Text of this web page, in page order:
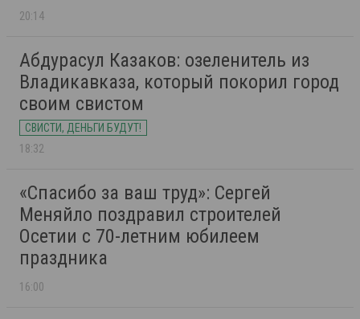
20:14
Абдурасул Казаков: озеленитель из
Владикавказа, который покорил город
своим свистом
СВИСТИ, ДЕНЬГИ БУДУТ!
18:32
«Спасибо за ваш труд»: Сергей
Меняйло поздравил строителей
Осетии с 70-летним юбилеем
праздника
16:00